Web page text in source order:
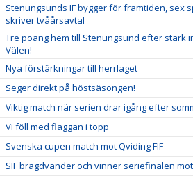
Stenungsunds IF bygger för framtiden, sex
skriver tvåårsavtal
Tre poäng hem till Stenungsund efter stark
Välen!
Nya förstärkningar till herrlaget
Seger direkt på höstsäsongen!
Viktig match när serien drar igång efter
Vi föll med flaggan i topp
Svenska cupen match mot Qviding FIF
SIF bragdvänder och vinner seriefinalen